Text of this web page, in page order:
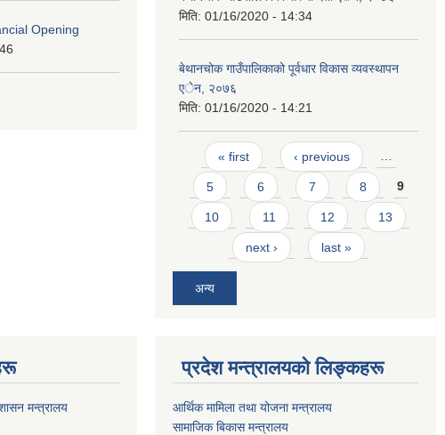
Opening
मिति: 01/16/2020 - 14:34
बेथानचोक गाउँपालिकाको पूर्वधार विकास व्यवस्थापन
एेन, २०७६
मिति: 01/16/2020 - 14:21
Pages
« first ‹ previous …
5 6 7 8 9
10 11 12 13
next › last »
अन्य
मन्त्रालय
प्रदेश मन्त्रालयको लिङ्कहरू
आर्थिक मामिला तथा योजना मन्त्रालय
सामाजिक बिकास मन्त्रालय